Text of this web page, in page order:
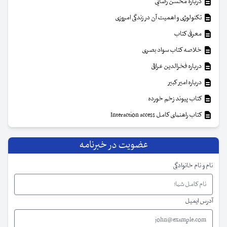
تکنولوژی و اهمیت آن در زندگی امروزی
معرفی کتاب
خلاصه کتاب سواد بصری
درباره فخرالدین عراقی
درباره امیر کبیر
کتاب پیوند زخم خورده
کتاب راهنمای کامل Interaction access
عضویت در خبرنامه
نام و نام خانوادگی
آدرس ایمیل